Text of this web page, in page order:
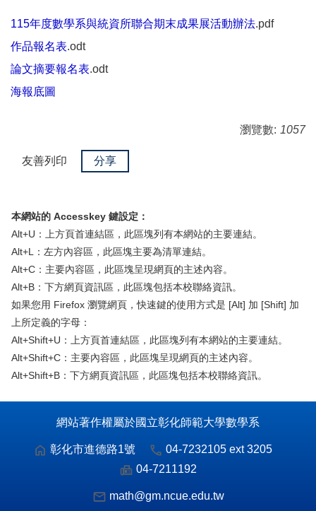
115年度數學系與統資所聯合期末成果展活動辦法.pdf
作品報名表.odt
論文摘要報名表.odt
海報底圖
瀏覽數: 1057
友善列印 （另開新視窗）
分享
本網站的 Accesskey 鍵設定：
Alt+U：上方頁首連結區，此區塊列有本網站的主要連結。
Alt+L：左方內容區，此區塊主要為清單連結。
Alt+C：主要內容區，此區塊呈現網頁的主述內容。
Alt+B：下方網頁資訊區，此區塊包括本校聯絡資訊。
如果您用 Firefox 瀏覽網頁，快速鍵的使用方式是 [Alt] 加 [Shift] 加
上所定義的字母：
Alt+Shift+U：上方頁首連結區，此區塊列有本網站的主要連結。
Alt+Shift+C：主要內容區，此區塊呈現網頁的主述內容。
Alt+Shift+B：下方網頁資訊區，此區塊包括本校聯絡資訊。
網站著作權屬於國立彰化師範大學數學系
彰化市進德路1號
04-7232105 ext 3205
04-7211192
math@gm.ncue.edu.tw